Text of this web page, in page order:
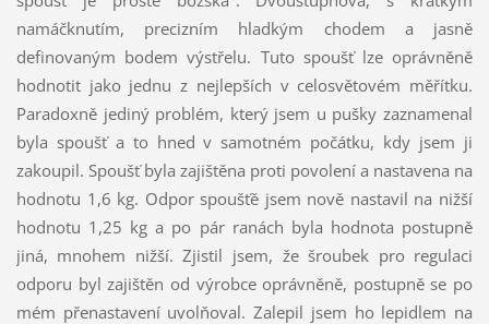
namáčknutím, precizním hladkým chodem a jasně
definovaným bodem výstřelu. Tuto spoušť lze oprávněně
hodnotit jako jednu z nejlepších v celosvětovém měřítku.
Paradoxně jediný problém, který jsem u pušky zaznamenal
byla spoušť a to hned v samotném počátku, kdy jsem ji
zakoupil. Spoušť byla zajištěna proti povolení a nastavena na
hodnotu 1,6 kg. Odpor spoušťě jsem nově nastavil na nižší
hodnotu 1,25 kg a po pár ranách byla hodnota postupně
jiná, mnohem nižší. Zjistil jsem, že šroubek pro regulaci
odporu byl zajištěn od výrobce oprávněně, postupně se po
mém přenastavení uvolňoval. Zalepil jsem ho lepidlem na